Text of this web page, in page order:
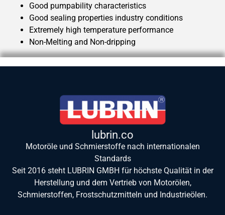
Good pumpability characteristics
Good sealing properties industry conditions
Extremely high temperature performance
Non-Melting and Non-dripping
lubrin.co
Motoröle und Schmierstoffe nach internationalen
Standards
Seit 2016 steht LUBRIN GMBH für höchste Qualität in der
Herstellung und dem Vertrieb von Motorölen,
Schmierstoffen, Frostschutzmitteln und Industrieölen.